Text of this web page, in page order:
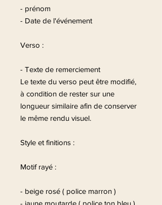
- prénom
- Date de l'événement
Verso :
- Texte de remerciement
Le texte du verso peut être modifié,
à condition de rester sur une
longueur similaire afin de conserver
le même rendu visuel.
Style et finitions :
Motif rayé :
- beige rosé ( police marron )